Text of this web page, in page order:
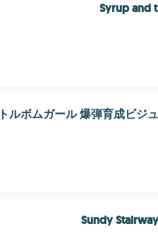
Syrup and
ルボムガール 爆弾育成ビジ
Sundy